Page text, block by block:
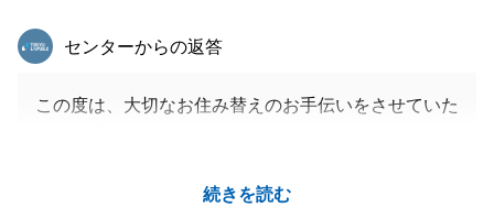
続きを読む
東急リバブル
センターからの返答
この度は、大切なお住み替えのお手伝いをさせていた
心に繋がったのであれば幸いです。